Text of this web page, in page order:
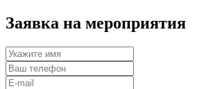
Заявка на мероприятия